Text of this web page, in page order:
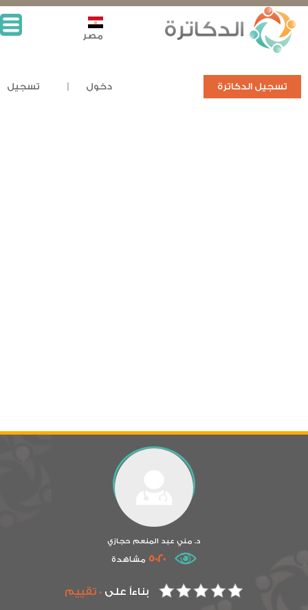
تسجيل الدكاترة دخول تسجيل
مصر
د. مني عبد المنعم حجازي
5020 مشاهدة
بناءاً على 0 تقييم